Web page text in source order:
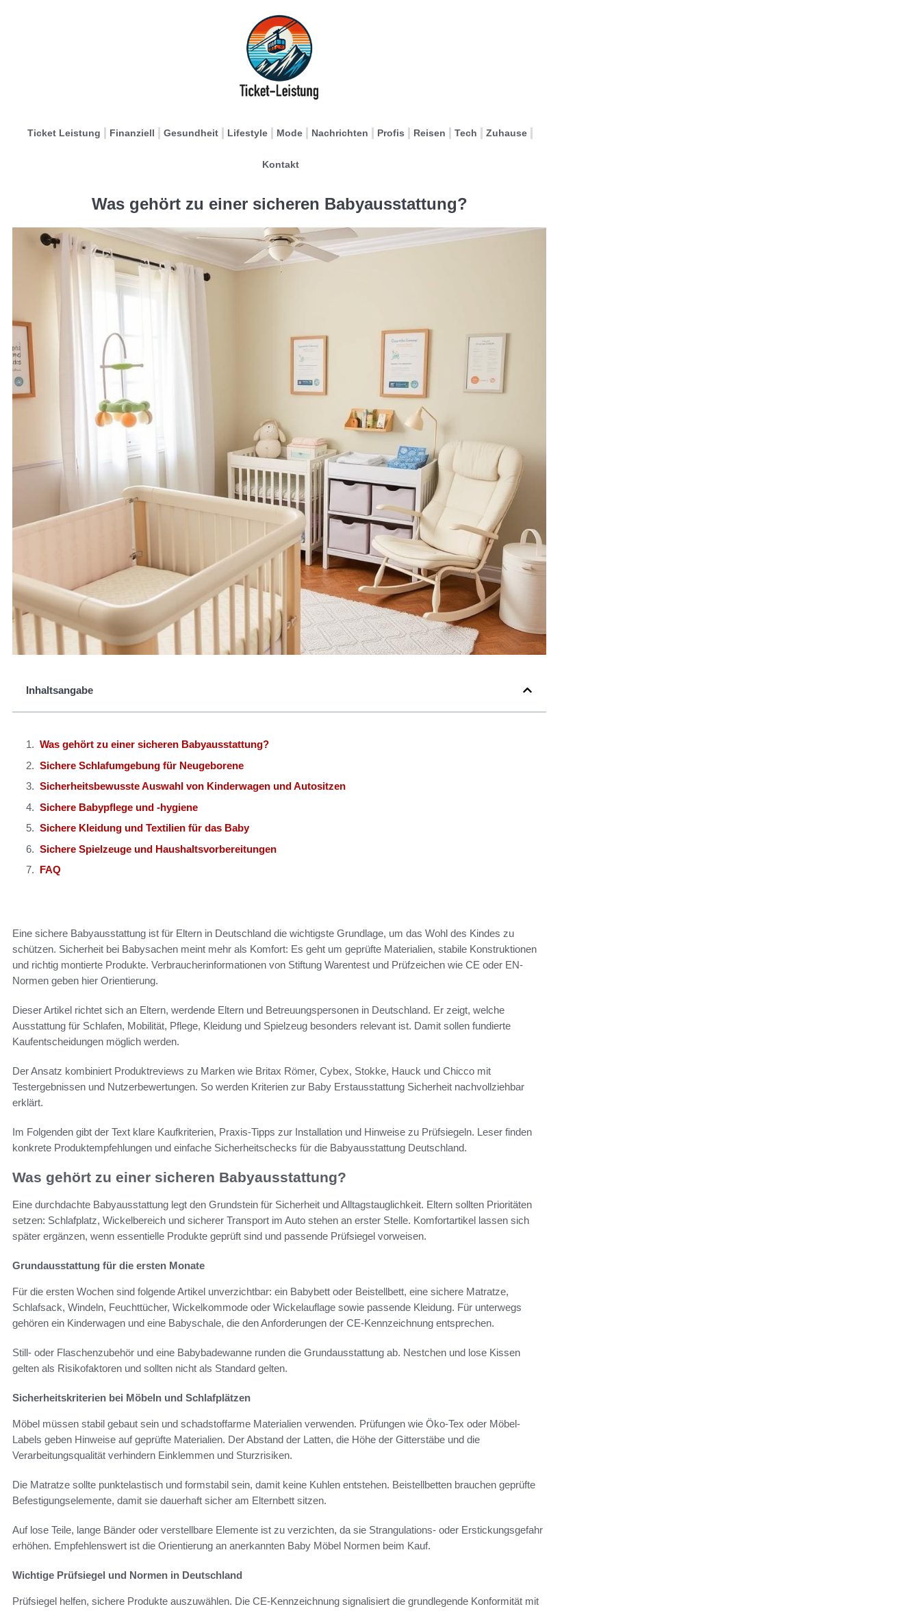
Ticket Leistung Finanziell Gesundheit Lifestyle Mode Nachrichten Profis Reisen Tech Zuhause
Kontakt
Was gehört zu einer sicheren Babyausstattung?
Inhaltsangabe
Was gehört zu einer sicheren Babyausstattung?
Sichere Schlafumgebung für Neugeborene
Sicherheitsbewusste Auswahl von Kinderwagen und Autositzen
Sichere Babypflege und -hygiene
Sichere Kleidung und Textilien für das Baby
Sichere Spielzeuge und Haushaltsvorbereitungen
FAQ
Eine sichere Babyausstattung ist für Eltern in Deutschland die wichtigste Grundlage, um das Wohl des Kindes zu
schützen. Sicherheit bei Babysachen meint mehr als Komfort: Es geht um geprüfte Materialien, stabile Konstruktionen
und richtig montierte Produkte. Verbraucherinformationen von Stiftung Warentest und Prüfzeichen wie CE oder EN-
Normen geben hier Orientierung.
Dieser Artikel richtet sich an Eltern, werdende Eltern und Betreuungspersonen in Deutschland. Er zeigt, welche
Ausstattung für Schlafen, Mobilität, Pflege, Kleidung und Spielzeug besonders relevant ist. Damit sollen fundierte
Kaufentscheidungen möglich werden.
Der Ansatz kombiniert Produktreviews zu Marken wie Britax Römer, Cybex, Stokke, Hauck und Chicco mit
Testergebnissen und Nutzerbewertungen. So werden Kriterien zur Baby Erstausstattung Sicherheit nachvollziehbar
erklärt.
Im Folgenden gibt der Text klare Kaufkriterien, Praxis‑Tipps zur Installation und Hinweise zu Prüfsiegeln. Leser finden
konkrete Produktempfehlungen und einfache Sicherheitschecks für die Babyausstattung Deutschland.
Was gehört zu einer sicheren Babyausstattung?
Eine durchdachte Babyausstattung legt den Grundstein für Sicherheit und Alltagstauglichkeit. Eltern sollten Prioritäten
setzen: Schlafplatz, Wickelbereich und sicherer Transport im Auto stehen an erster Stelle. Komfortartikel lassen sich
später ergänzen, wenn essentielle Produkte geprüft sind und passende Prüfsiegel vorweisen.
Grundausstattung für die ersten Monate
Für die ersten Wochen sind folgende Artikel unverzichtbar: ein Babybett oder Beistellbett, eine sichere Matratze,
Schlafsack, Windeln, Feuchttücher, Wickelkommode oder Wickelauflage sowie passende Kleidung. Für unterwegs
gehören ein Kinderwagen und eine Babyschale, die den Anforderungen der CE-Kennzeichnung entsprechen.
Still- oder Flaschenzubehör und eine Babybadewanne runden die Grundausstattung ab. Nestchen und lose Kissen
gelten als Risikofaktoren und sollten nicht als Standard gelten.
Sicherheitskriterien bei Möbeln und Schlafplätzen
Möbel müssen stabil gebaut sein und schadstoffarme Materialien verwenden. Prüfungen wie Öko-Tex oder Möbel-
Labels geben Hinweise auf geprüfte Materialien. Der Abstand der Latten, die Höhe der Gitterstäbe und die
Verarbeitungsqualität verhindern Einklemmen und Sturzrisiken.
Die Matratze sollte punktelastisch und formstabil sein, damit keine Kuhlen entstehen. Beistellbetten brauchen geprüfte
Befestigungselemente, damit sie dauerhaft sicher am Elternbett sitzen.
Auf lose Teile, lange Bänder oder verstellbare Elemente ist zu verzichten, da sie Strangulations- oder Erstickungsgefahr
erhöhen. Empfehlenswert ist die Orientierung an anerkannten Baby Möbel Normen beim Kauf.
Wichtige Prüfsiegel und Normen in Deutschland
Prüfsiegel helfen, sichere Produkte auszuwählen. Die CE-Kennzeichnung signalisiert die grundlegende Konformität mit